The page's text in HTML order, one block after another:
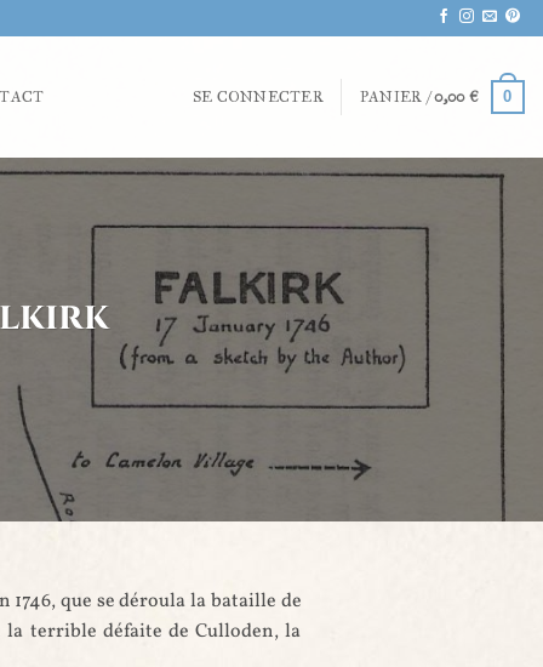
SE CONNECTER PANIER /0,00€ 0
que se déroula la bataille de
la terrible défaite de Culloden, la